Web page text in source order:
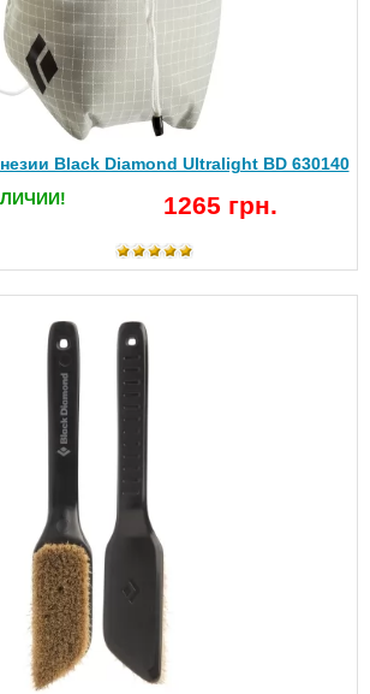
Black Diamond Ultralight BD 630140
1265 грн.